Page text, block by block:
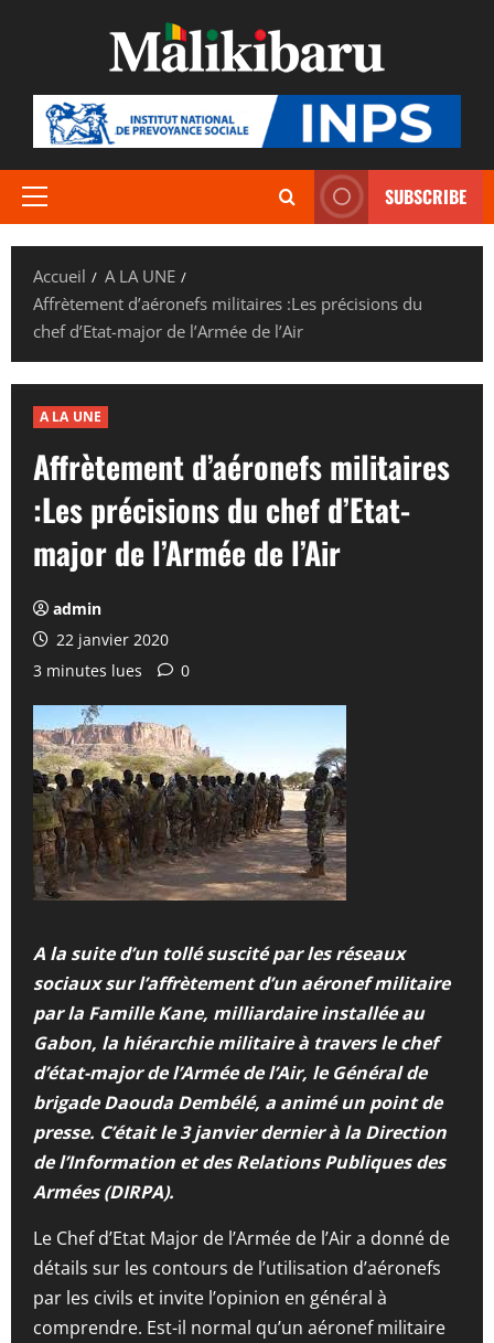
Menu
SUBSCRIBE
Accueil
A LA UNE
Affrètement d’aéronefs militaires :Les précisions du
chef d’Etat-major de l’Armée de l’Air
A LA UNE
Affrètement d’aéronefs militaires
:Les précisions du chef d’Etat-
major de l’Armée de l’Air
admin
22 janvier 2020
3 minutes lues
0
A la suite d’un tollé suscité par les réseaux
sociaux sur l’affrètement d’un aéronef militaire
par la Famille Kane, milliardaire installée au
Gabon, la hiérarchie militaire à travers le chef
d’état-major de l’Armée de l’Air, le Général de
brigade Daouda Dembélé, a animé un point de
presse. C’était le 3 janvier dernier à la Direction
de l’Information et des Relations Publiques des
Armées(DIRPA).
Le Chef d’Etat Major de l’Armée de l’Air a donné de
détails sur les contours de l’utilisation d’aéronefs
par les civils et invite l’opinion en général à
comprendre. Est-il normal qu’un aéronef militaire